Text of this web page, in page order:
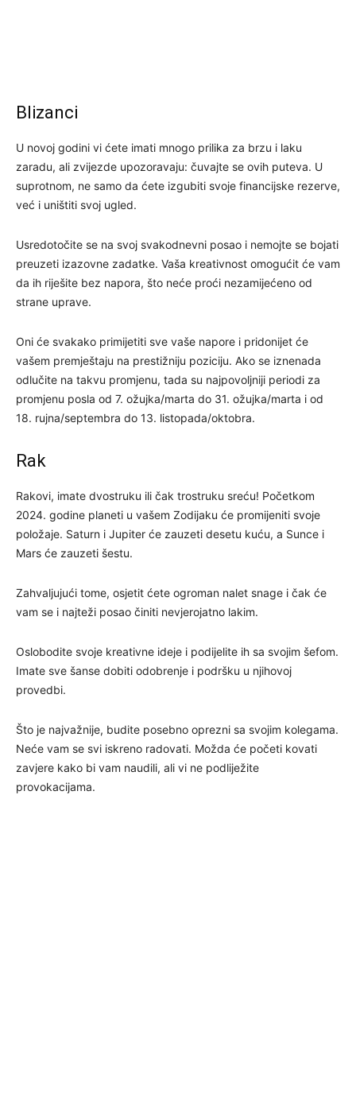
Blizanci
U novoj godini vi ćete imati mnogo prilika za brzu i laku
zaradu, ali zvijezde upozoravaju: čuvajte se ovih puteva. U
suprotnom, ne samo da ćete izgubiti svoje financijske rezerve,
već i uništiti svoj ugled.
Usredotočite se na svoj svakodnevni posao i nemojte se bojati
preuzeti izazovne zadatke. Vaša kreativnost omogućit će vam
da ih riješite bez napora, što neće proći nezamijećeno od
strane uprave.
Oni će svakako primijetiti sve vaše napore i pridonijet će
vašem premještaju na prestižniju poziciju. Ako se iznenada
odlučite na takvu promjenu, tada su najpovoljniji periodi za
promjenu posla od 7. ožujka/marta do 31. ožujka/marta i od
18. rujna/septembra do 13. listopada/oktobra.
Rak
Rakovi, imate dvostruku ili čak trostruku sreću! Početkom
2024. godine planeti u vašem Zodijaku će promijeniti svoje
položaje. Saturn i Jupiter će zauzeti desetu kuću, a Sunce i
Mars će zauzeti šestu.
Zahvaljujući tome, osjetit ćete ogroman nalet snage i čak će
vam se i najteži posao činiti nevjerojatno lakim.
Oslobodite svoje kreativne ideje i podijelite ih sa svojim šefom.
Imate sve šanse dobiti odobrenje i podršku u njihovoj
provedbi.
Što je najvažnije, budite posebno oprezni sa svojim kolegama.
Neće vam se svi iskreno radovati. Možda će početi kovati
zavjere kako bi vam naudili, ali vi ne podliježite
provokacijama.